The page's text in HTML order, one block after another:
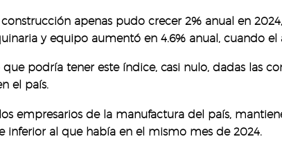
apenas pudo crecer 2% anual en
y equipo aumentó en 4.6% anual, cuando el
podría tener este índice, casi nulo, dadas las
el país.
empresarios de la manufactura del país,
inferior al que había en el mismo mes de 2024.